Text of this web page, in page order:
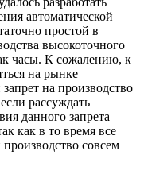
автоматической
простой в
высокоточного
часы. К сожалению, к
на рынке
на производство
рассуждать
данного запрета
как в то время все
совсем